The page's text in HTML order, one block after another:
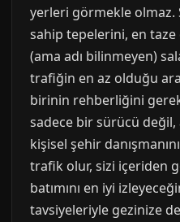
yerleri görmekle olmaz.
sahip tepelerini, en
(ama adı bilinmeyen)
trafiğin en az olduğu
birinin rehberliğini
sadece bir sürücü değil,
kişisel şehir
trafik olur, sizi içeriden
batımını en iyi
tavsiyeleriyle gezinize